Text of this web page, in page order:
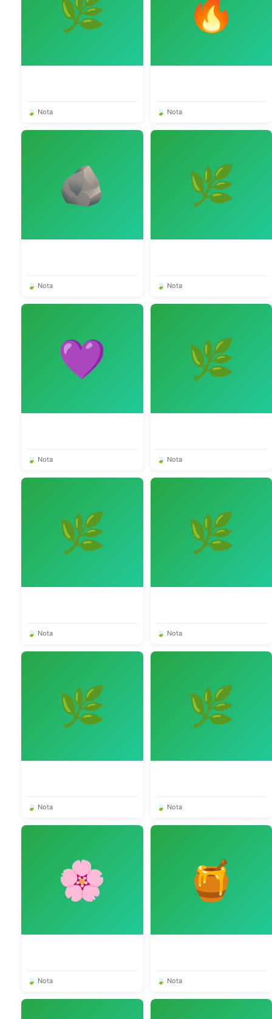
🌿
🍃 Nota
🔥
🍃 Nota
🪨
🍃 Nota
🌿
🍃 Nota
💜
🍃 Nota
🌿
🍃 Nota
🌿
🍃 Nota
🌿
🍃 Nota
🌿
🍃 Nota
🌿
🍃 Nota
🌸
🍃 Nota
🍯
🍃 Nota